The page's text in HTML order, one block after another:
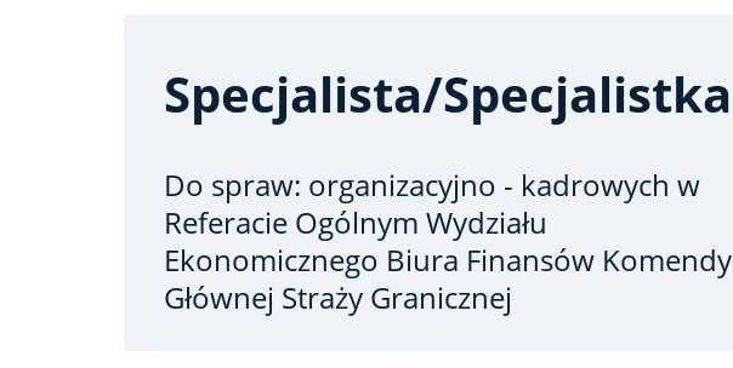
Specjalista/specjalistka
Do spraw: organizacyjno - kadrowych w
Referacie Ogólnym Wydziału
Ekonomicznego Biura Finansów Komendy
Głównej Straży Granicznej